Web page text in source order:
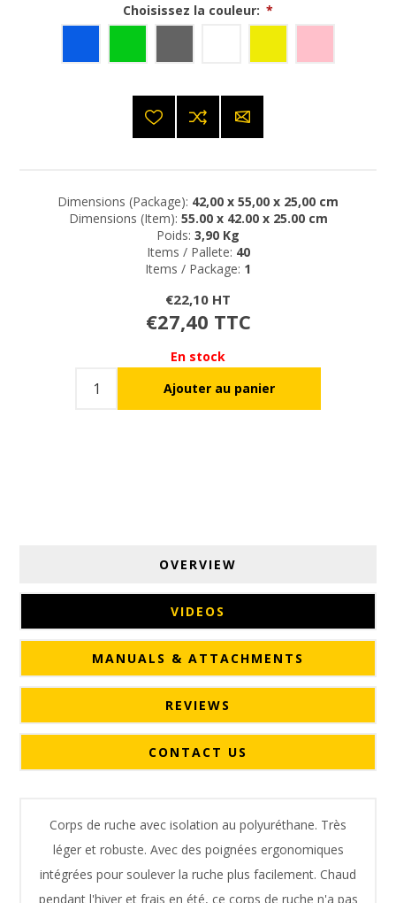
Choisissez la couleur: *
Dimensions (Package): 42,00 x 55,00 x 25,00 cm
Dimensions (Item): 55.00 x 42.00 x 25.00 cm
Poids: 3,90 Kg
Items / Pallete: 40
Items / Package: 1
€22,10 HT
€27,40 TTC
En stock
OVERVIEW
VIDEOS
MANUALS & ATTACHMENTS
REVIEWS
CONTACT US
Corps de ruche avec isolation au polyuréthane. Très
léger et robuste. Avec des poignées ergonomiques
intégrées pour soulever la ruche plus facilement. Chaud
pendant l'hiver et frais en été, ce corps de ruche n'a pas